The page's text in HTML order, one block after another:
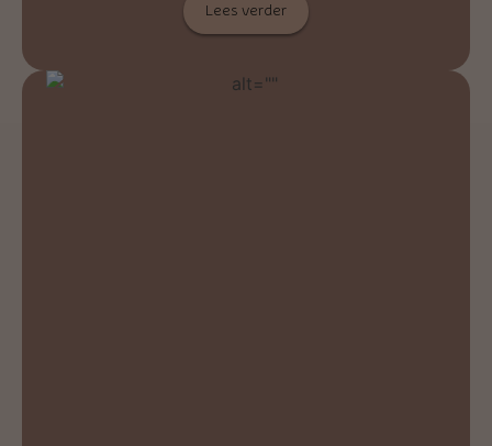
Lees verder